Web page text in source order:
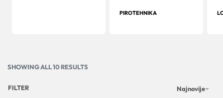
PIROTEHNIKA
SHOWING ALL 10 RESULTS
Najnovije
FILTER